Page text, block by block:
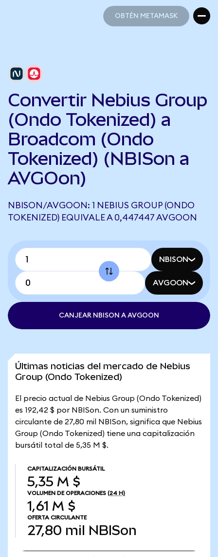
OBTÉN METAMASK
Convertir Nebius Group
(Ondo Tokenized) a
Broadcom (Ondo
Tokenized) (NBISon a
AVGOon)
NBISON/AVGOON: 1 NEBIUS GROUP (ONDO
TOKENIZED) EQUIVALE A 0,447447 AVGOON
NBISON
AVGOON
CANJEAR NBISON A AVGOON
Últimas noticias del mercado de Nebius
Group (Ondo Tokenized)
El precio actual de Nebius Group (Ondo Tokenized)
es 192,42 $ por NBISon. Con un suministro
circulante de 27,80 mil NBISon, significa que Nebius
Group (Ondo Tokenized) tiene una capitalización
bursátil total de 5,35 M $.
CAPITALIZACIÓN BURSÁTIL
5,35 M $
VOLUMEN DE OPERACIONES (24 H)
1,61 M $
OFERTA CIRCULANTE
27,80 mil NBISon